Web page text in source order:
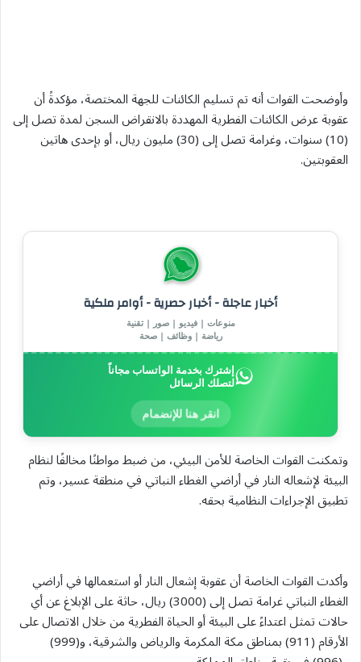
وأوضحت القوات أنه تم تسليم الكائنات للجهة المختصة، مؤكدةً أن
عقوبة ‏عرض الكائنات الفطرية المهددة بالانقراض السجن لمدة تصل إلى
(10) سنوات، وغرامة تصل إلى (30) مليون ريال، أو بإحدى هاتين
العقوبتين.
أخبار عاجلة - أخبار حصرية - أوامر ملكية
منوعات | فيديو | صور | تقنية
رياضة | وظائف | صحة
إشترك بخدمة الواتساب مجاناً
لتصلك الرسائل
انقر هنا للإنضمام
وتمكنت القوات الخاصة للأمن البيئي، من ضبط مواطنًا مخالفًا لنظام
البيئة لإشعاله النار في أراضي الغطاء النباتي في منطقة عسير، وتم
تطبيق الإجراءات النظامية بحقه.
وأكدت القوات الخاصة أن عقوبة إشعال النار أو استعمالها في أراضي
الغطاء النباتي غرامة تصل إلى (3000) ريال، حاثة على الإبلاغ عن أي
حالات تمثل اعتداءً على البيئة أو الحياة الفطرية من خلال الاتصال على
الأرقام (911) بمناطق مكة المكرمة والرياض والشرقية، و(999)